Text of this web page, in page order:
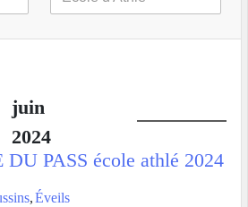
juin
2024
DU PASS école athlé 2024
Éveils